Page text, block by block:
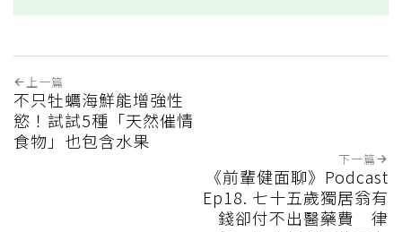
上一篇
不只牡蠣海鮮能增強性
慾！試試5種「天然催情
食物」也包含水果
下一篇
《前輩健面聊》Podcast
Ep18. 七十五歲獨居翁有
錢卻付不出醫藥費 律